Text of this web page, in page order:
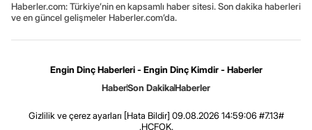
Haberler.com: Türkiye’nin en kapsamlı haber sitesi. Son dakika haberleri
ve en güncel gelişmeler Haberler.com’da.
Engin Dinç Haberleri - Engin Dinç Kimdir - Haberler
HaberSon DakikaHaberler
Gizlilik ve çerez ayarları [Hata Bildir] 09.08.2026 14:59:06 #7.13#
.HCFOK.